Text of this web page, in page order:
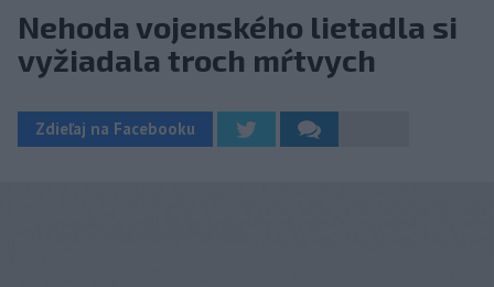
Nehoda vojenského lietadla si
vyžiadala troch mŕtvych
Zdieľaj na Facebooku